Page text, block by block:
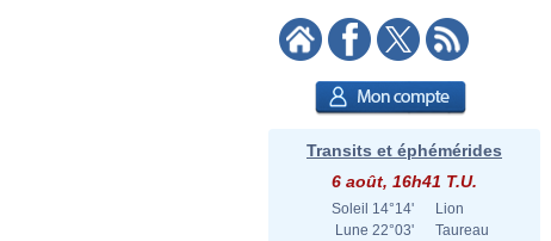
Transits et éphémérides
6 août, 16h41 T.U.
Soleil 14°14'
Lion
Lune 22°03'
Taureau